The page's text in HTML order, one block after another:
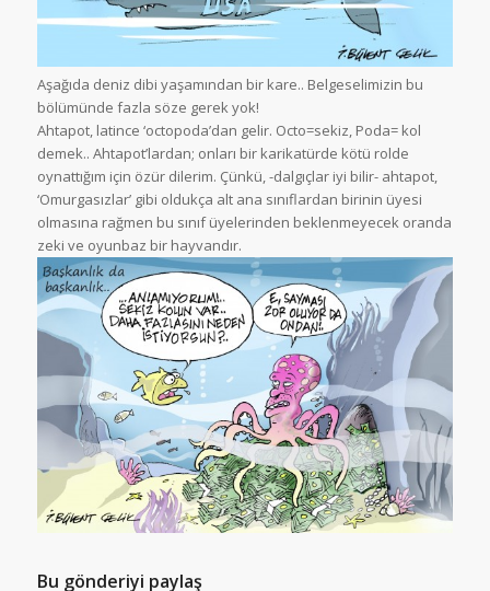
Aşağıda deniz dibi yaşamından bir kare.. Belgeselimizin bu
bölümünde fazla söze gerek yok!
Ahtapot, latince ‘octopoda’dan gelir. Octo=sekiz, Poda= kol
demek.. Ahtapot’lardan; onları bir karikatürde kötü rolde
oynattığım için özür dilerim. Çünkü, -dalgıçlar iyi bilir- ahtapot,
‘Omurgasızlar’ gibi oldukça alt ana sınıflardan birinin üyesi
olmasına rağmen bu sınıf üyelerinden beklenmeyecek oranda
zeki ve oyunbaz bir hayvandır.
Bu gönderiyi paylaş